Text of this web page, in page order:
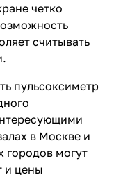
четко
считывать
пульсоксиметр
в Москве и
городов могут
и цены